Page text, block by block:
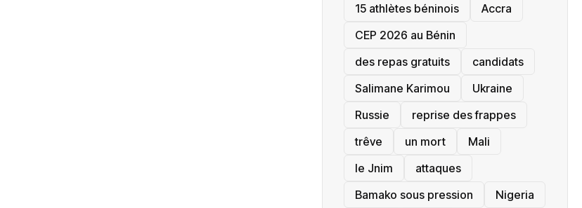
15 athlètes béninois
Accra
‎CEP 2026 au Bénin
des repas gratuits
candidats
Salimane Karimou
Ukraine
Russie
reprise des frappes
trêve
un mort
Mali
le Jnim
attaques
Bamako sous pression
‎Nigeria